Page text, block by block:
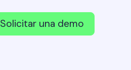
Solicitar una demo